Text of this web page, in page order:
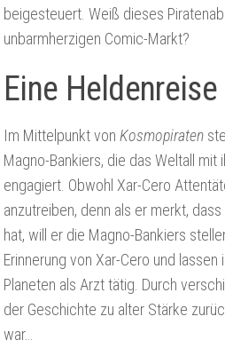
beigesteuert. Weiß dieses
unbarmherzigen Comic-Markt?
Eine
Im Mittelpunkt von Kosmopiraten
Magno-Bankiers, die das Weltall
engagiert. Obwohl Xar-Cero
anzutreiben, denn als er merkt,
hat, will er die Magno-Bankiers
Erinnerung von Xar-Cero und
Planeten als Arzt tätig. Durch
der Geschichte zu alter Stärke
war…